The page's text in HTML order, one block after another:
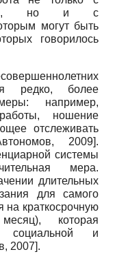
но и с
могут быть
говорилось
редко, более
например,
ношение
отслеживать
2009].
системы
мера.
длительных
для самого
на краткосрочную
которая
социальной и
2007].